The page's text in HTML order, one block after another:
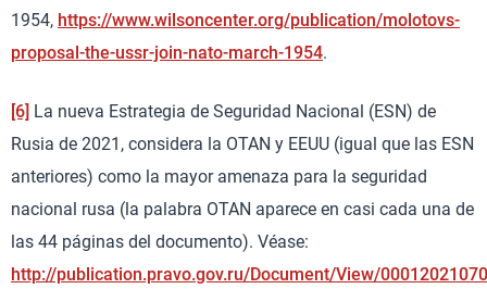
1954, https://www.wilsoncenter.org/publication/molotovs-
proposal-the-ussr-join-nato-march-1954.
[6] La nueva Estrategia de Seguridad Nacional (ESN) de
Rusia de 2021, considera la OTAN y EEUU (igual que las ESN
anteriores) como la mayor amenaza para la seguridad
nacional rusa (la palabra OTAN aparece en casi cada una de
las 44 páginas del documento). Véase:
http://publication.pravo.gov.ru/Document/View/